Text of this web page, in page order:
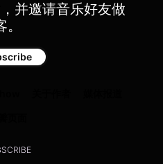
并邀请音乐好友做
。